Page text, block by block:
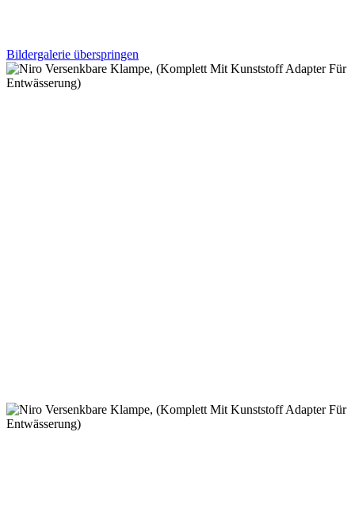
Bildergalerie überspringen